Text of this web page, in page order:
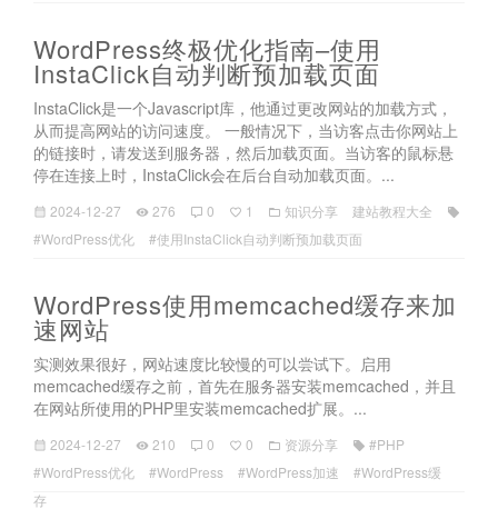
WordPress终极优化指南–使用
InstaClick自动判断预加载页面
InstaClick是一个Javascript库，他通过更改网站的加载方式，
从而提高网站的访问速度。 一般情况下，当访客点击你网站上
的链接时，请发送到服务器，然后加载页面。当访客的鼠标悬
停在连接上时，InstaClick会在后台自动加载页面。...
2024-12-27 276 0 1 知识分享
建站教程大全
#WordPress优化
#使用InstaClick自动判断预加载页面
WordPress使用memcached缓存来加
速网站
实测效果很好，网站速度比较慢的可以尝试下。启用
memcached缓存之前，首先在服务器安装memcached，并且
在网站所使用的PHP里安装memcached扩展。...
2024-12-27 210 0 0 资源分享
#PHP
#WordPress优化
#WordPress #WordPress加速
#WordPress缓
存